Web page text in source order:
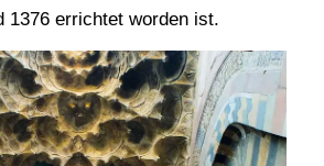
1376 errichtet worden ist.